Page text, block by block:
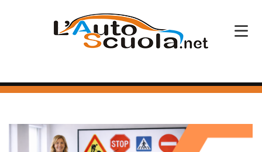
HOME
CORSI PATENTE